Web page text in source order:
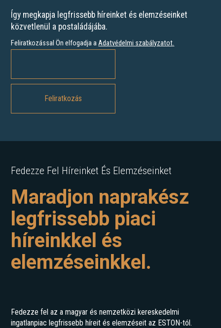
Így megkapja legfrissebb híreinket és elemzéseinket
közvetlenül a postaládájába.
Feliratkozással Ön elfogadja aAdatvédelmi szabályzatot.
Fedezze Fel Híreinket És Elemzéseinket
Maradjon naprakész
legfrissebb piaci
híreinkkel és
elemzéseinkkel.
Fedezze fel az a magyar és nemzetközi kereskedelmi
ingatlanpiac legfrissebb híreit és elemzéseit az ESTON-tól.